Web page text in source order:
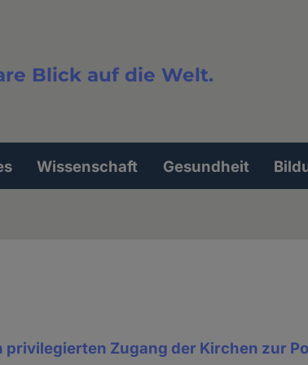
Blick auf die Welt.
Wissenschaft Gesundheit
privilegierten Zugang der Kirchen zur